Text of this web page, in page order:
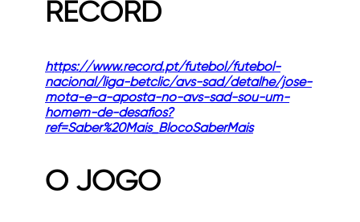
RECORD
https://www.record.pt/futebol/futebol-
nacional/liga-betclic/avs-sad/detalhe/jose-
mota-e-a-aposta-no-avs-sad-sou-um-
homem-de-desafios?
ref=Saber%20Mais_BlocoSaberMais
O JOGO